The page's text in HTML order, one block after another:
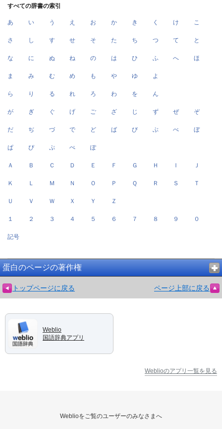
すべての辞書の索引
あ い う え お か き く け こ
さ し す せ そ た ち つ て と
な に ぬ ね の は ひ ふ へ ほ
ま み む め も や ゆ よ
ら り る れ ろ わ を ん
が ぎ ぐ げ ご ざ じ ず ぜ ぞ
だ ぢ づ で ど ば び ぶ べ ぼ
ぱ ぴ ぷ ぺ ぽ
Ａ Ｂ Ｃ Ｄ Ｅ Ｆ Ｇ Ｈ Ｉ Ｊ
Ｋ Ｌ Ｍ Ｎ Ｏ Ｐ Ｑ Ｒ Ｓ Ｔ
Ｕ Ｖ Ｗ Ｘ Ｙ Ｚ
１ ２ ３ ４ ５ ６ ７ ８ ９ ０
記号
蛋白のページの著作権
トップページに戻る ページ上部に戻る
Weblio
国語辞典アプリ
Weblioのアプリ一覧を見る
Weblioをご覧のユーザーのみなさまへ